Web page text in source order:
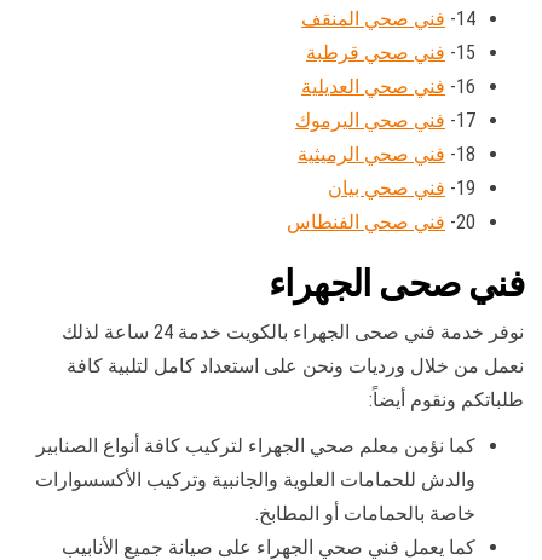
14- فني صحي المنقف
15- فني صحي قرطبة
16- فني صحي العديلية
17- فني صحي اليرموك
18- فني صحي الرميثية
19- فني صحي بيان
20- فني صحي الفنطاس
فني صحى الجهراء
نوفر خدمة فني صحى الجهراء بالكويت خدمة 24 ساعة لذلك
نعمل من خلال ورديات ونحن على استعداد كامل لتلبية كافة
طلباتكم ونقوم أيضاً:
كما نؤمن معلم صحي الجهراء لتركيب كافة أنواع الصنابير
والدش للحمامات العلوية والجانبية وتركيب الأكسسوارات
خاصة بالحمامات أو المطابخ.
كما يعمل فني صحي الجهراء على صيانة جميع الأنابيب